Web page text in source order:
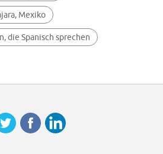
Mexiko
die Spanisch sprechen